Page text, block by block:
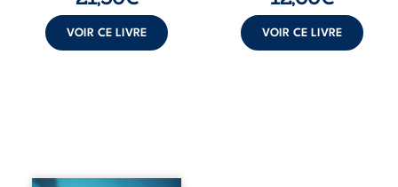
VOIR CE LIVRE VOIR CE LIVRE